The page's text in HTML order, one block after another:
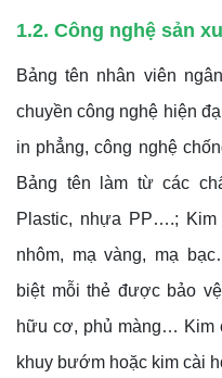
1.2. Công nghệ sản
Bảng tên nhân viên
chuyền công nghệ hiện
in phẳng, công nghệ
Bảng tên làm từ các
Plastic, nhựa PP….; Kim
nhôm, mạ vàng, mạ
biệt mỗi thẻ được bảo
hữu cơ, phủ màng… Kim
khuy bướm hoặc kim cài